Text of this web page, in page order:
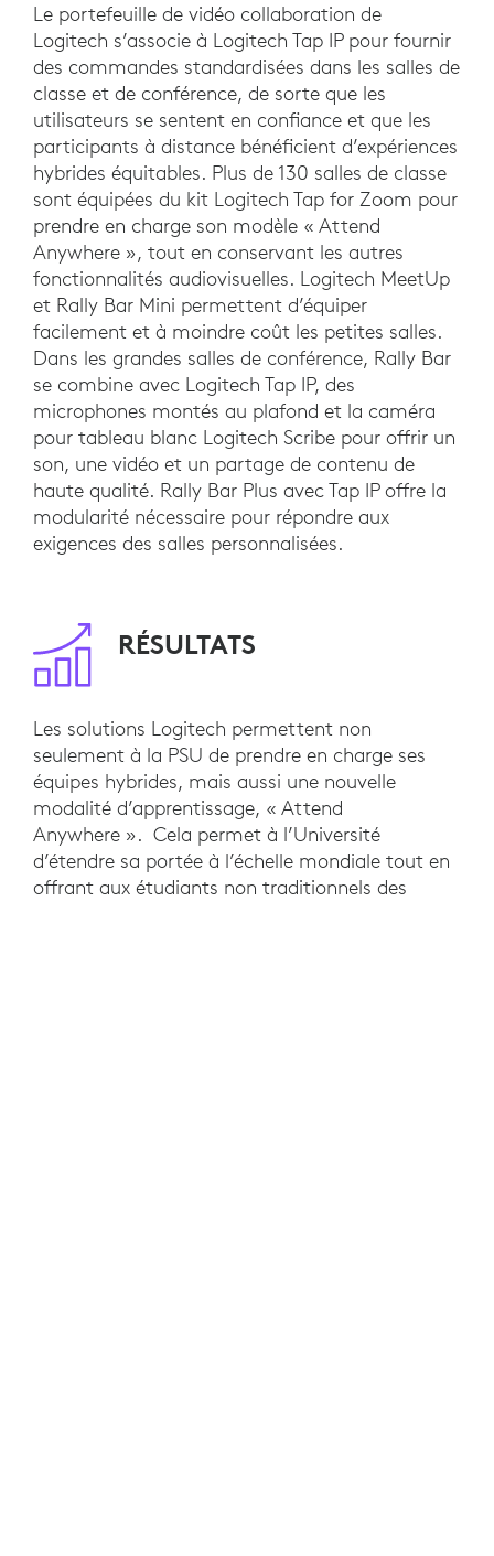
Le portefeuille de vidéo collaboration de
Logitech s’associe à Logitech Tap IP pour fournir
des commandes standardisées dans les salles de
classe et de conférence, de sorte que les
utilisateurs se sentent en confiance et que les
participants à distance bénéficient d’expériences
hybrides équitables. Plus de 130 salles de classe
sont équipées du kit Logitech Tap for Zoom pour
prendre en charge son modèle « Attend
Anywhere », tout en conservant les autres
fonctionnalités audiovisuelles. Logitech MeetUp
et Rally Bar Mini permettent d’équiper
facilement et à moindre coût les petites salles.
Dans les grandes salles de conférence, Rally Bar
se combine avec Logitech Tap IP, des
microphones montés au plafond et la caméra
pour tableau blanc Logitech Scribe pour offrir un
son, une vidéo et un partage de contenu de
haute qualité. Rally Bar Plus avec Tap IP offre la
modularité nécessaire pour répondre aux
exigences des salles personnalisées.
RÉSULTATS
Les solutions Logitech permettent non
seulement à la PSU de prendre en charge ses
équipes hybrides, mais aussi une nouvelle
modalité d’apprentissage, « Attend
Anywhere ». Cela permet à l’Université
d’étendre sa portée à l’échelle mondiale tout en
offrant aux étudiants non traditionnels des